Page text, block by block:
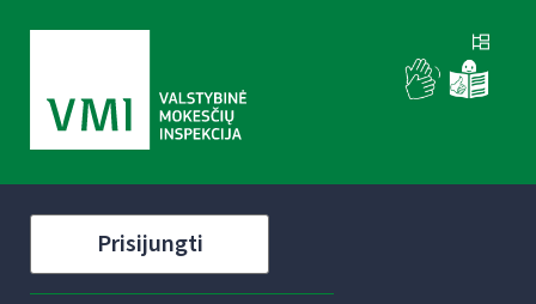
Prisijungti